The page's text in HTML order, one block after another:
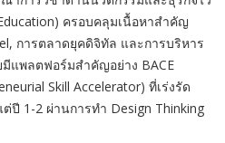
ครอบคลุมเนื้อหาสำคัญ
การตลาดยุคดิจิทัล และการบริหาร
แพลตฟอร์มสำคัญอย่าง BACE
Skill Accelerator) ที่เร่งรัด
ปี 1-2 ผ่านการทำ Design Thinking